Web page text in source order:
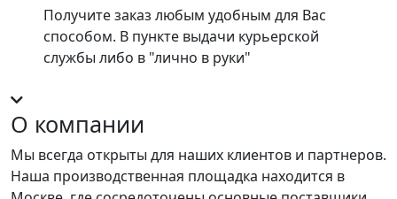
Получите заказ любым удобным для Вас
способом. В пункте выдачи курьерской
службы либо в "лично в руки"
О компании
Мы всегда открыты для наших клиентов и партнеров.
Наша производственная площадка находится в